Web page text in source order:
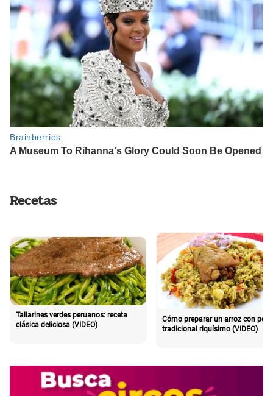
Recetas
Tallarines verdes peruanos: receta
clásica deliciosa (VIDEO)
Cómo preparar un arroz con pollo
tradicional riquísimo (VIDEO)